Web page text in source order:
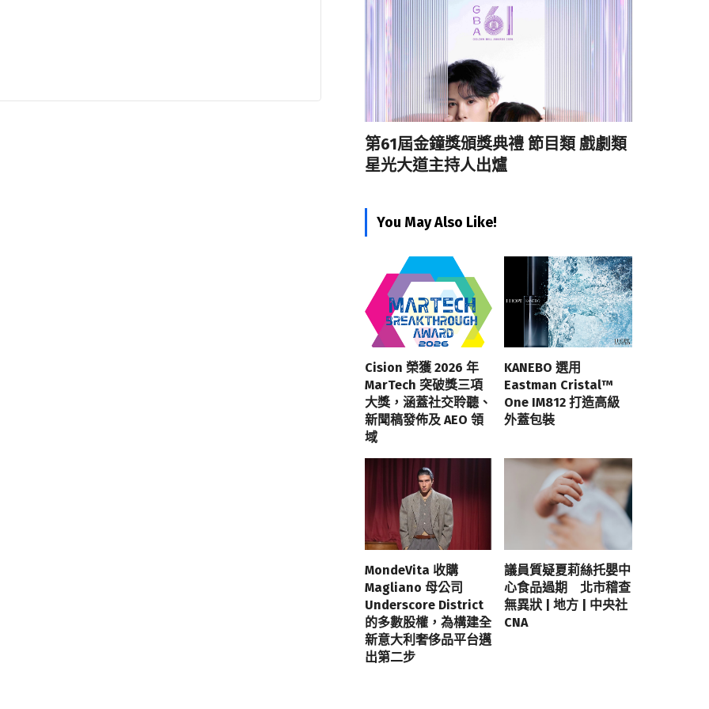
第61屆金鐘獎頒獎典禮 節目類 戲劇類
星光大道主持人出爐
You May Also Like!
Cision 榮獲 2026 年
MarTech 突破獎三項
大獎，涵蓋社交聆聽、
新聞稿發佈及 AEO 領
域
KANEBO 選用
Eastman Cristal™
One IM812 打造高級
外蓋包裝
MondeVita 收購
Magliano 母公司
Underscore District
的多數股權，為構建全
新意大利奢侈品平台邁
出第二步
議員質疑夏莉絲托嬰中
心食品過期 北市稽查
無異狀 | 地方 | 中央社
CNA